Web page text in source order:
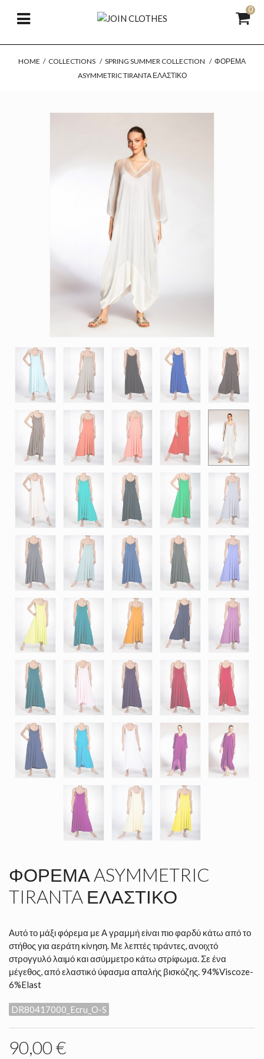
0
HOME / COLLECTIONS / SPRING SUMMER COLLECTION / ΦΌΡΕΜΑ
ASYMMETRIC TIRANTA ΕΛΑΣΤΙΚΌ
ΦΌΡΕΜΑ ASYMMETRIC
TIRANTA ΕΛΑΣΤΙΚΌ
Αυτό το μάξι φόρεμα με Α γραμμή είναι πιο φαρδύ κάτω από το
στήθος για αεράτη κίνηση. Με λεπτές τιράντες, ανοιχτό
στρογγυλό λαιμό και ασύμμετρο κάτω στρίφωμα. Σε ένα
μέγεθος, από ελαστικό ύφασμα απαλής βισκόζης. 94%Viscoze-
6%Elast
DR80417000_Ecru_O-S
90,00 €